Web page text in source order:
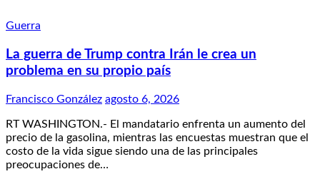
Guerra
La guerra de Trump contra Irán le crea un
problema en su propio país
Francisco González agosto 6, 2026
RT WASHINGTON.- El mandatario enfrenta un aumento del
precio de la gasolina, mientras las encuestas muestran que el
costo de la vida sigue siendo una de las principales
preocupaciones de…